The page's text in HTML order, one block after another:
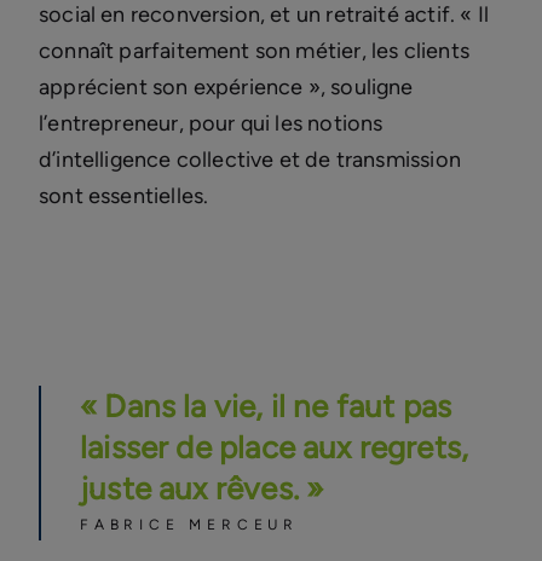
social en reconversion, et un retraité actif. « Il
connaît parfaitement son métier, les clients
apprécient son expérience », souligne
l’entrepreneur, pour qui les notions
d’intelligence collective et de transmission
sont essentielles.
« Dans la vie, il ne faut pas
laisser de place aux regrets,
juste aux rêves. »
FABRICE MERCEUR